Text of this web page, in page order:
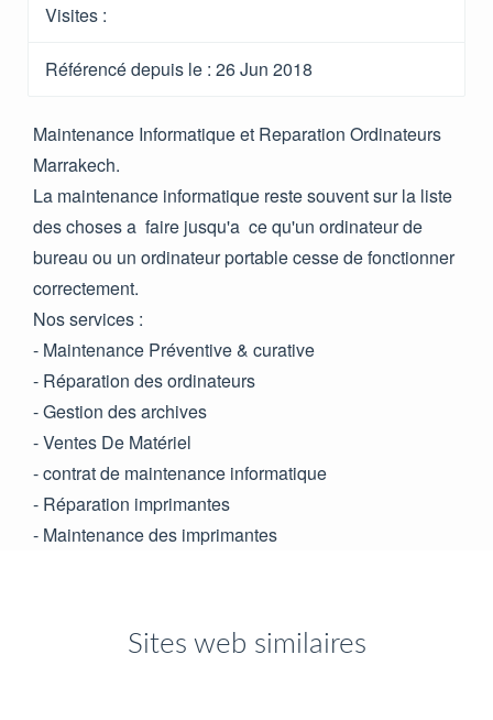
Visites :
Référencé depuis le : 26 Jun 2018
Maintenance Informatique et Reparation Ordinateurs
Marrakech.
La maintenance informatique reste souvent sur la liste
des choses a faire jusqu'a ce qu'un ordinateur de
bureau ou un ordinateur portable cesse de fonctionner
correctement.
Nos services :
- Maintenance Préventive & curative
- Réparation des ordinateurs
- Gestion des archives
- Ventes De Matériel
- contrat de maintenance informatique
- Réparation imprimantes
- Maintenance des imprimantes
Sites web similaires